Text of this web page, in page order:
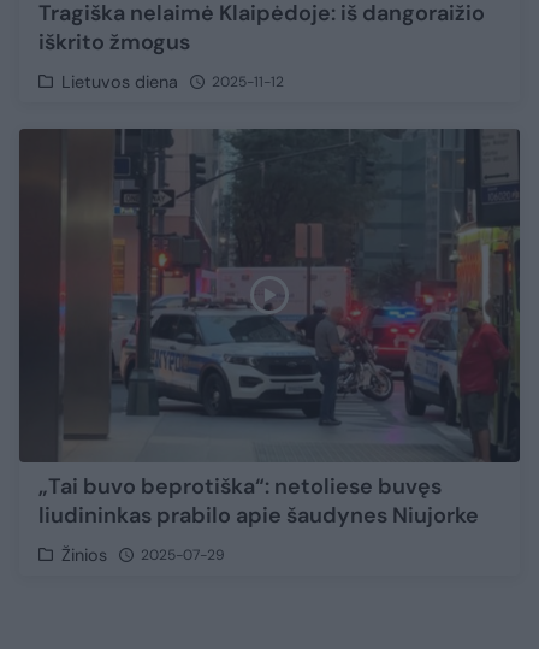
Tragiška nelaimė Klaipėdoje: iš dangoraižio
iškrito žmogus
Lietuvos diena 2025-11-12
„Tai buvo beprotiška“: netoliese buvęs
liudininkas prabilo apie šaudynes Niujorke
Žinios 2025-07-29